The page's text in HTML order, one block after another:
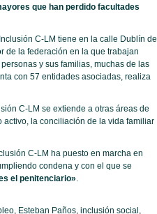
que han perdido facultades
C-LM tiene en la calle Dublín de
de la federación en la que trabajan
y sus familias, muchas de las
con 57 entidades asociadas, realiza
C-LM se extiende a otras áreas de
la conciliación de la vida familiar
C-LM ha puesto en marcha en
condena y con el que se
el penitenciario».
, Esteban Paños, inclusión social ,